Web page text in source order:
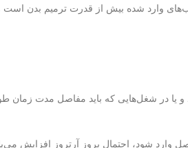
وارد شده بیش از قدرت ترمیم بدن است
در شغل‌هایی که باید مفاصل مدت زمان
شود، احتمال بروز آرتروز افزایش